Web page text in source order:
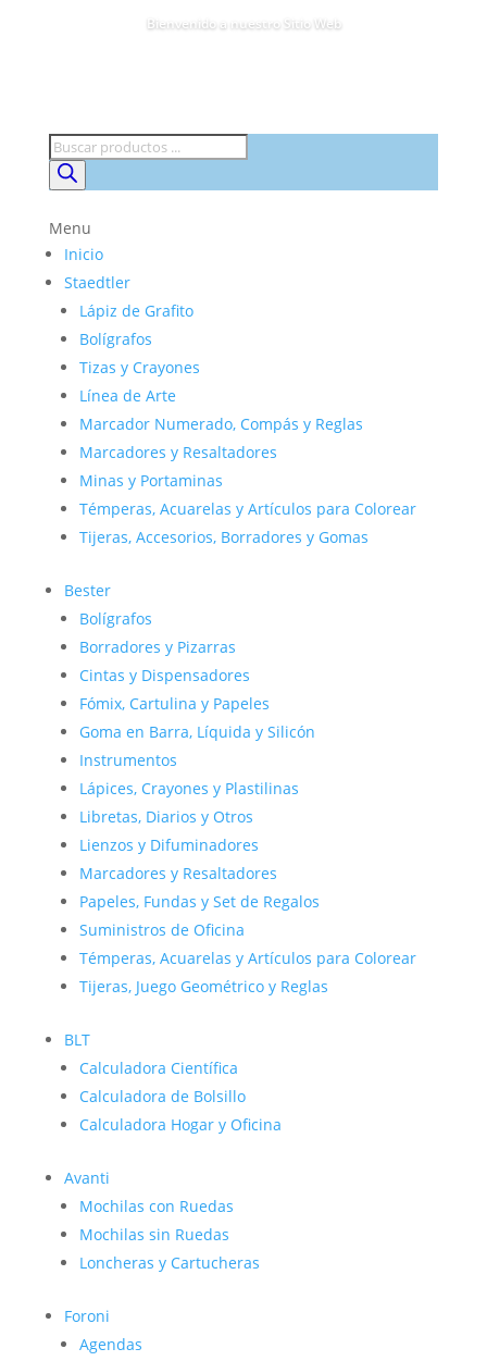
Bienvenido a nuestro Sitio Web
Búsqueda
de
productos
Menu
Inicio
Staedtler
Lápiz de Grafito
Bolígrafos
Tizas y Crayones
Línea de Arte
Marcador Numerado, Compás y Reglas
Marcadores y Resaltadores
Minas y Portaminas
Témperas, Acuarelas y Artículos para Colorear
Tijeras, Accesorios, Borradores y Gomas
Bester
Bolígrafos
Borradores y Pizarras
Cintas y Dispensadores
Fómix, Cartulina y Papeles
Goma en Barra, Líquida y Silicón
Instrumentos
Lápices, Crayones y Plastilinas
Libretas, Diarios y Otros
Lienzos y Difuminadores
Marcadores y Resaltadores
Papeles, Fundas y Set de Regalos
Suministros de Oficina
Témperas, Acuarelas y Artículos para Colorear
Tijeras, Juego Geométrico y Reglas
BLT
Calculadora Científica
Calculadora de Bolsillo
Calculadora Hogar y Oficina
Avanti
Mochilas con Ruedas
Mochilas sin Ruedas
Loncheras y Cartucheras
Foroni
Agendas